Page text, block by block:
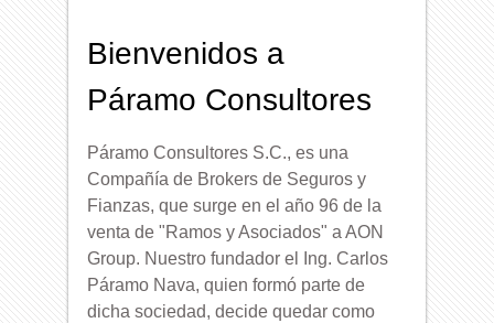
Bienvenidos a
Páramo Consultores
Páramo Consultores S.C., es una
Compañía de Brokers de Seguros y
Fianzas, que surge en el año 96 de la
venta de "Ramos y Asociados" a AON
Group. Nuestro fundador el Ing. Carlos
Páramo Nava, quien formó parte de
dicha sociedad, decide quedar como